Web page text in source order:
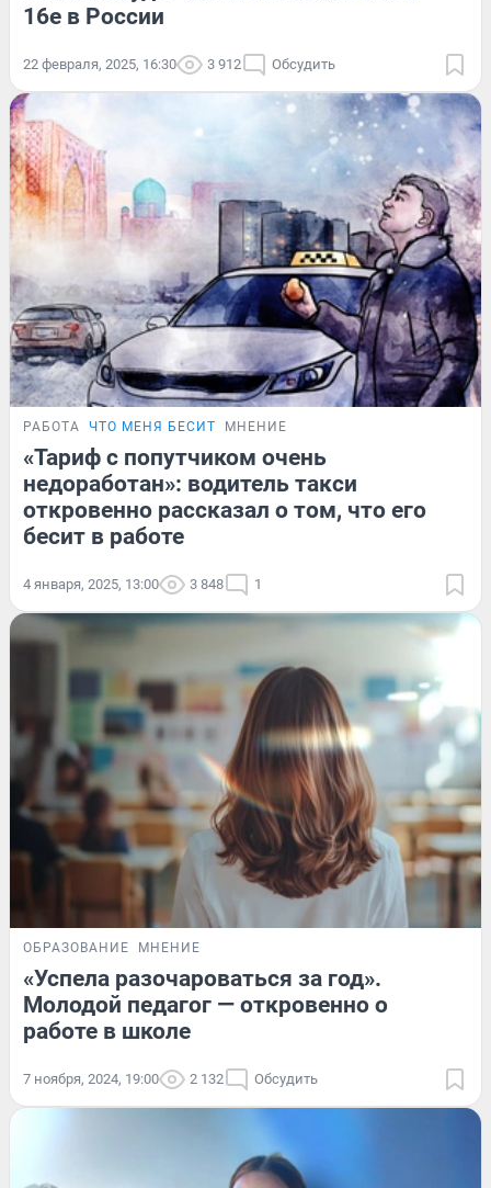
16e в России
22 февраля, 2025, 16:30 3 912 Обсудить
РАБОТА ЧТО МЕНЯ БЕСИТ МНЕНИЕ
«Тариф с попутчиком очень
недоработан»: водитель такси
откровенно рассказал о том, что его
бесит в работе
4 января, 2025, 13:00 3 848 1
ОБРАЗОВАНИЕ МНЕНИЕ
«Успела разочароваться за год».
Молодой педагог — откровенно о
работе в школе
7 ноября, 2024, 19:00 2 132 Обсудить